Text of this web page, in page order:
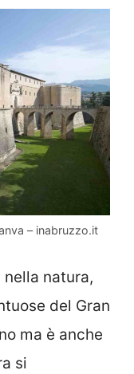
– inabruzzo.it
nella natura,
del Gran
ma è anche
si